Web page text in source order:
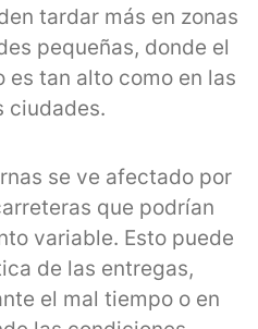
tardar más en zonas
pequeñas, donde el
es tan alto como en las
ciudades.
se ve afectado por
que podrían
variable. Esto puede
de las entregas,
el mal tiempo o en